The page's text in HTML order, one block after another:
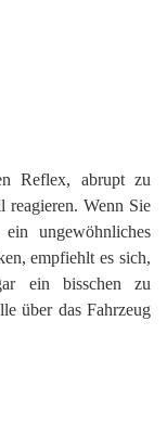
Reflex, abrupt zu
reagieren. Wenn Sie
ungewöhnliches
empfiehlt es sich,
ein bisschen zu
über das Fahrzeug